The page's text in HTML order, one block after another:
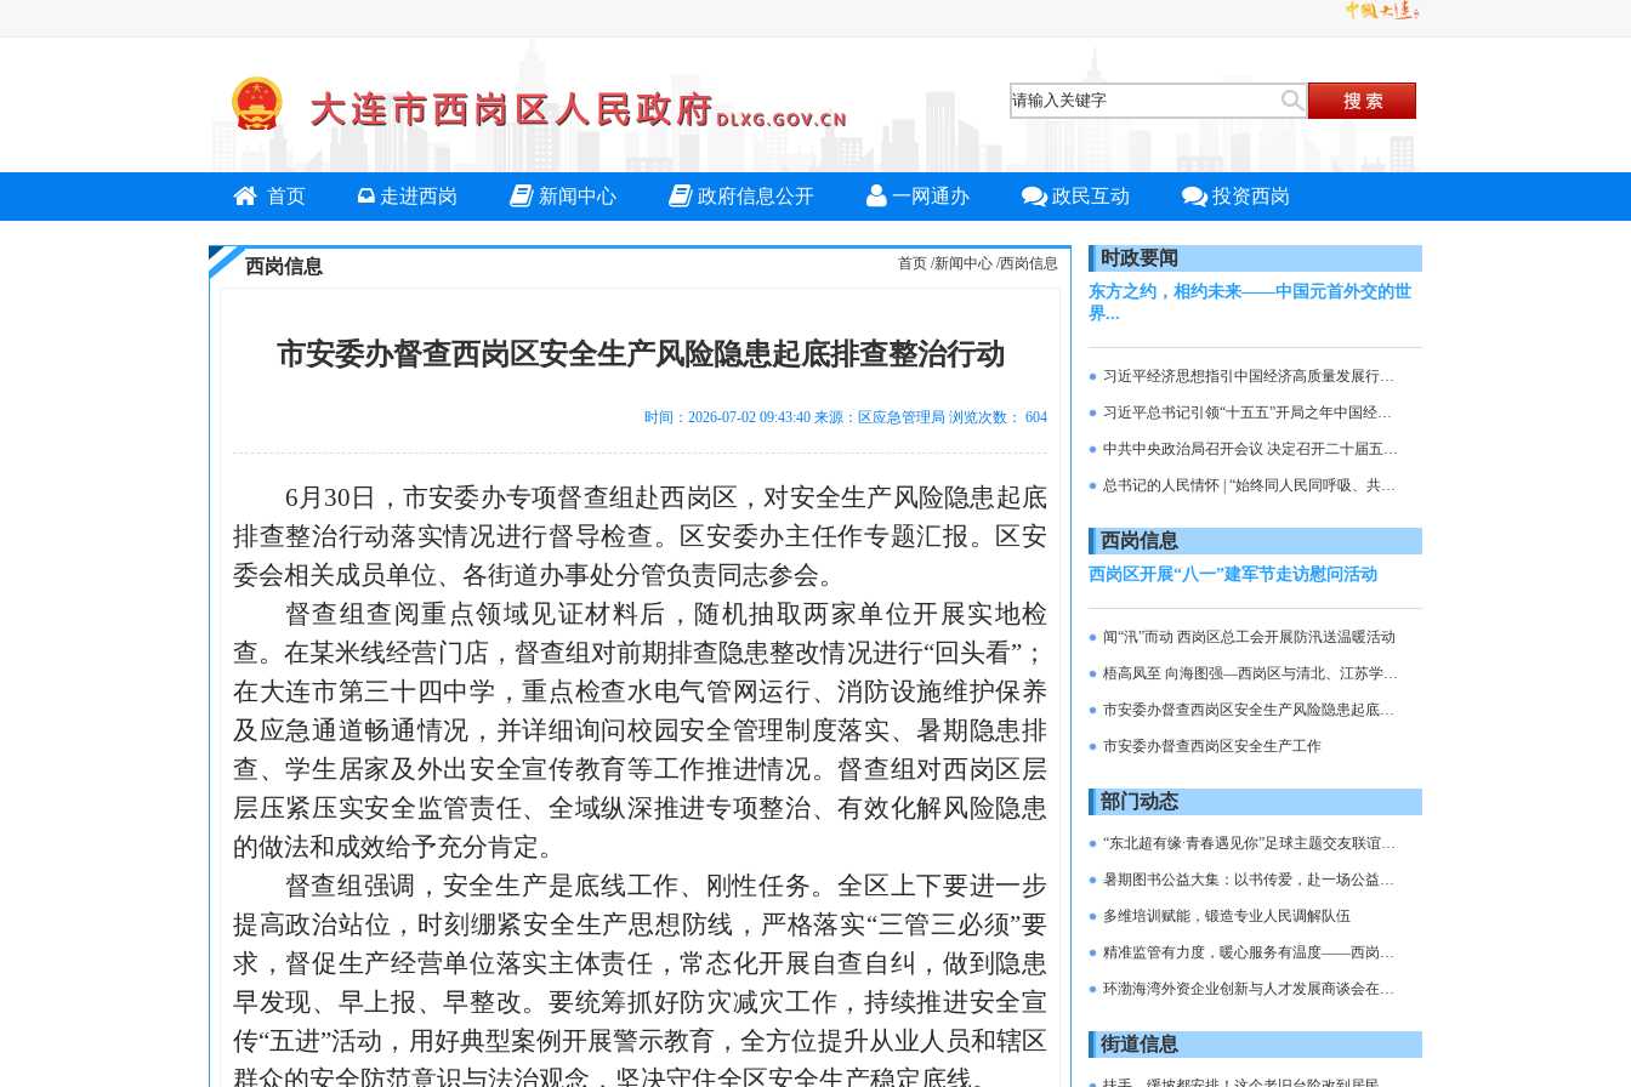
首页 走进西岗 新闻中心 政府信息公开 一网通办 政民互动 投资西岗
首页 /新闻中心 /西岗信息
西岗信息
市安委办督查西岗区安全生产风险隐患起底排查整治行动
时间：2026-07-02 09:43:40 来源：区应急管理局 浏览次数： 604
6月30日，市安委办专项督查组赴西岗区，对安全生产风险隐患起底
排查整治行动落实情况进行督导检查。区安委办主任作专题汇报。区安
委会相关成员单位、各街道办事处分管负责同志参会。
督查组查阅重点领域见证材料后，随机抽取两家单位开展实地检
查。在某米线经营门店，督查组对前期排查隐患整改情况进行“回头看”；
在大连市第三十四中学，重点检查水电气管网运行、消防设施维护保养
及应急通道畅通情况，并详细询问校园安全管理制度落实、暑期隐患排
查、学生居家及外出安全宣传教育等工作推进情况。督查组对西岗区层
层压紧压实安全监管责任、全域纵深推进专项整治、有效化解风险隐患
的做法和成效给予充分肯定。
督查组强调，安全生产是底线工作、刚性任务。全区上下要进一步
提高政治站位，时刻绷紧安全生产思想防线，严格落实“三管三必须”要
求，督促生产经营单位落实主体责任，常态化开展自查自纠，做到隐患
早发现、早上报、早整改。要统筹抓好防灾减灾工作，持续推进安全宣
传“五进”活动，用好典型案例开展警示教育，全方位提升从业人员和辖区
群众的安全防范意识与法治观念，坚决守住全区安全生产稳定底线。
时政要闻
东方之约，相约未来——中国元首外交的世
界...
习近平经济思想指引中国经济高质量发展行稳致远
习近平总书记引领“十五五”开局之年中国经济破浪前行
中共中央政治局召开会议 决定召开二十届五中全会 分析...
总书记的人民情怀 | “始终同人民同呼吸、共命运、心...
西岗信息
西岗区开展“八一”建军节走访慰问活动
闻“汛”而动 西岗区总工会开展防汛送温暖活动
梧高凤至 向海图强—西岗区与清北、江苏学子共筑“青...
市安委办督查西岗区安全生产风险隐患起底排查整治行动
市安委办督查西岗区安全生产工作
部门动态
“东北超有缘∙青春遇见你”足球主题交友联谊活动圆满...
暑期图书公益大集：以书传爱，赴一场公益之约
多维培训赋能，锻造专业人民调解队伍
精准监管有力度，暖心服务有温度——西岗区召开食品生...
环渤海湾外资企业创新与人才发展商谈会在西岗区成功举...
街道信息